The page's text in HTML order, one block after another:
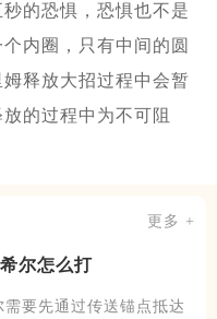
的恐惧，恐惧也不是
内圈，只有中间的圆
释放大招过程中会暂
的过程中为不可阻
更多 +
尔怎么打
需要先通过传送锚点抵达